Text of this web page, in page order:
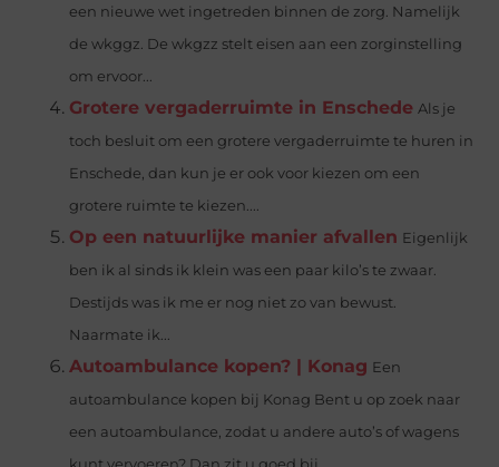
een nieuwe wet ingetreden binnen de zorg. Namelijk
de wkggz. De wkgzz stelt eisen aan een zorginstelling
om ervoor...
Grotere vergaderruimte in Enschede Als je
toch besluit om een grotere vergaderruimte te huren in
Enschede, dan kun je er ook voor kiezen om een
grotere ruimte te kiezen....
Op een natuurlijke manier afvallen Eigenlijk
ben ik al sinds ik klein was een paar kilo’s te zwaar.
Destijds was ik me er nog niet zo van bewust.
Naarmate ik...
Autoambulance kopen? | Konag Een
autoambulance kopen bij Konag Bent u op zoek naar
een autoambulance, zodat u andere auto’s of wagens